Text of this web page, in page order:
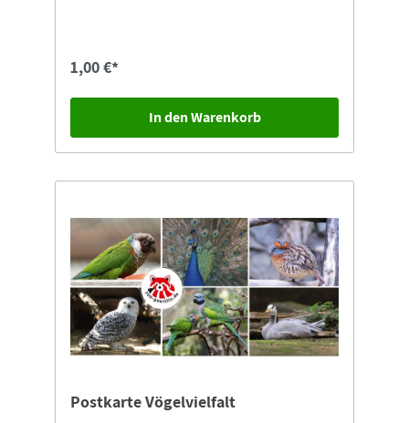
1,00 €*
In den Warenkorb
Postkarte Vögelvielfalt